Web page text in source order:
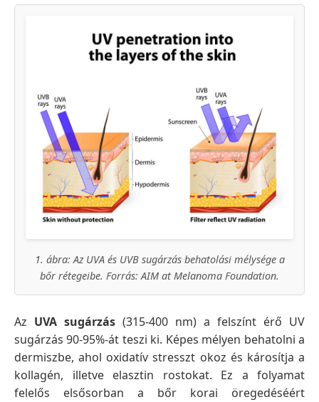
1. ábra: Az UVA és UVB sugárzás behatolási mélysége a
bőr rétegeibe. Forrás: AIM at Melanoma Foundation.
Az UVA sugárzás (315-400 nm) a felszínt érő UV
sugárzás 90-95%-át teszi ki. Képes mélyen behatolni a
dermiszbe, ahol oxidatív stresszt okoz és károsítja a
kollagén, illetve elasztin rostokat. Ez a folyamat
felelős elsősorban a bőr korai öregedéséért